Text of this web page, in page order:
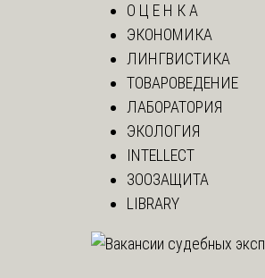
О Ц Е Н К А
ЭКОНОМИКА
ЛИНГВИСТИКА
ТОВАРОВЕДЕНИЕ
ЛАБОРАТОРИЯ
ЭКОЛОГИЯ
INTELLECT
ЗООЗАЩИТА
LIBRARY